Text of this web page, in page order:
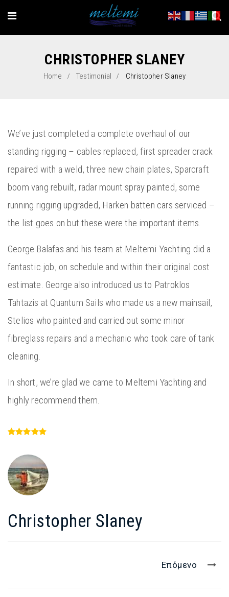
CHRISTOPHER SLANEY
Home Testimonial Christopher Slaney
We’ve just completed a complete overhaul of our
standing rigging – cables replaced, first spreader crack
repaired with a weld, three new chain plates, Sparcraft
boom vang rebuilt, radar mount spray painted, some
running rigging upgraded, Harken batten cars serviced –
the list goes on but these were the important items.
George Balafas and his team at Meltemi Yachting did a
fantastic job, on schedule and within their original cost
estimate. George also introduced us to Patroklos
Tahtazis at Quantum Sails who made us a new mainsail,
Stelios who painted and carried out some minor
fibreglass repairs and a mechanic who took care of tank
cleaning.
In short, we’re glad we came to Meltemi Yachting and
highly recommend them.
Christopher Slaney
Επόμενο